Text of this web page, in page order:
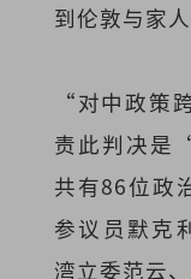
到伦敦与家
“对中政策
责此判决是
共有86位政
参议员默克
湾立委范云